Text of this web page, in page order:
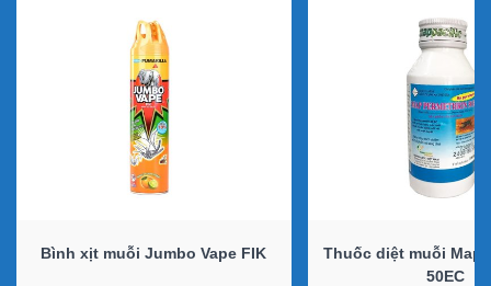
Bình xịt muỗi Jumbo Vape FIK
Thuốc diệt muỗi Map
50EC